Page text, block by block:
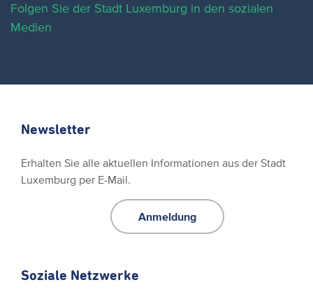
Folgen Sie der Stadt Luxemburg in den sozialen
Medien
Newsletter
Erhalten Sie alle aktuellen Informationen aus der Stadt
Luxemburg per E-Mail.
Anmeldung
Soziale Netzwerke